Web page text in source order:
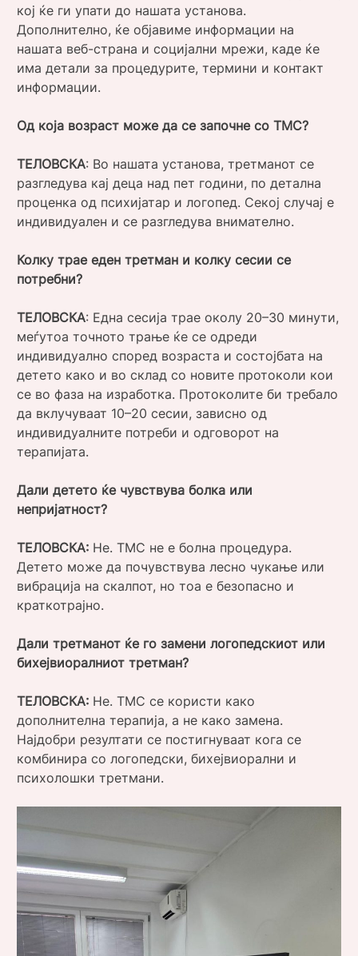
кој ќе ги упати до нашата установа.
Дополнително, ќе објавиме информации на
нашата веб-страна и социјални мрежи, каде ќе
има детали за процедурите, термини и контакт
информации.
Од која возраст може да се започне со ТМС?
ТЕЛОВСКА: Во нашата установа, третманот се
разгледува кај деца над пет години, по детална
проценка од психијатар и логопед. Секој случај е
индивидуален и се разгледува внимателно.
Колку трае еден третман и колку сесии се
потребни?
ТЕЛОВСКА: Една сесија трае околу 20–30 минути,
меѓутоа точното трање ќе се одреди
индивидуално според возраста и состојбата на
детето како и во склад со новите протоколи кои
се во фаза на изработка. Протоколите би требало
да вклучуваат 10–20 сесии, зависно од
индивидуалните потреби и одговорот на
терапијата.
Дали детето ќе чувствува болка или
непријатност?
ТЕЛОВСКА: Не. ТМС не е болна процедура.
Детето може да почувствува лесно чукање или
вибрација на скалпот, но тоа е безопасно и
краткотрајно.
Дали третманот ќе го замени логопедскиот или
бихејвиоралниот третман?
ТЕЛОВСКА: Не. ТМС се користи како
дополнителна терапија, а не како замена.
Најдобри резултати се постигнуваат кога се
комбинира со логопедски, бихејвиорални и
психолошки третмани.